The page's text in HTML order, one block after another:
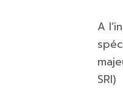
A
SRI)